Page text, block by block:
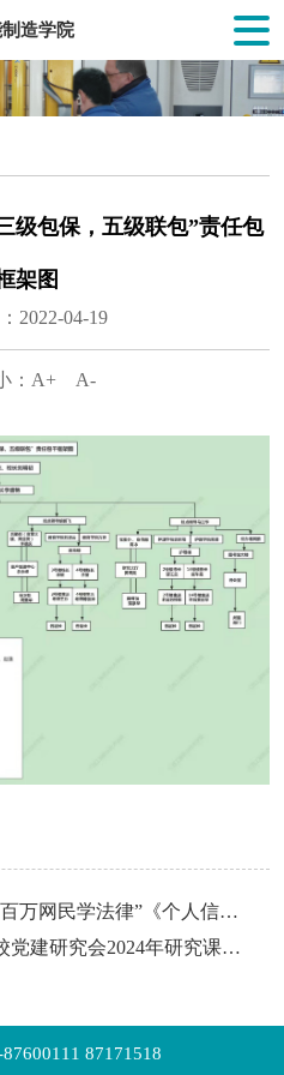
造学院
级包保，五级联包”责任包
架图
2022-04-19
： A+ A-
关于积极动员参与“百万网民学法律”《个人信息保护法》专场知识竞赛活动的通知
关于申报江西省高校党建研究会2024年研究课题的通知
87171518